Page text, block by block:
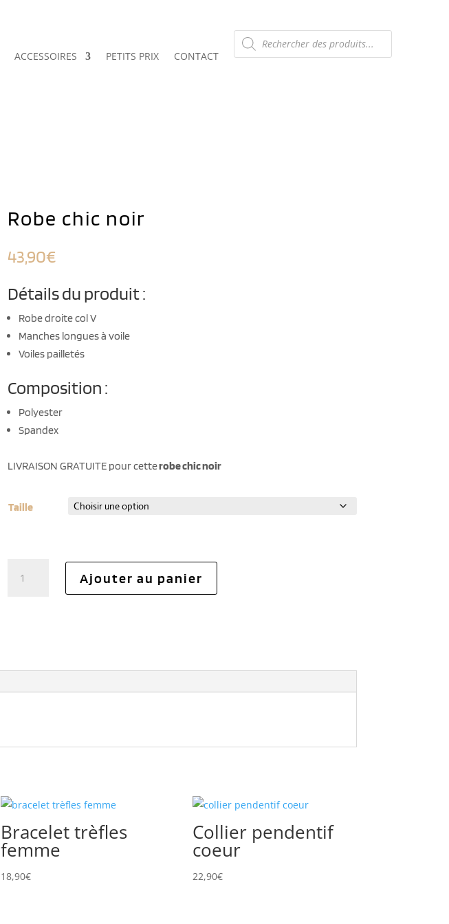
ACCESSOIRES PETITS PRIX CONTACT
Recherche
de
produits
Robe chic noir
43,90€
Détails du produit :
Robe droite col V
Manches longues à voile
Voiles pailletés
Composition :
Polyester
Spandex
LIVRAISON GRATUITE pour cetterobe chic noir
Taille
Ajouter au panier
Bracelet trèfles
femme
18,90€
Collier pendentif
coeur
22,90€